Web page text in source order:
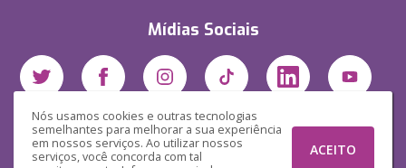
Nós usamos cookies e outras tecnologias
semelhantes para melhorar a sua experiência
em nossos serviços. Ao utilizar nossos
serviços, você concorda com tal
ACEITO
Mídias Sociais